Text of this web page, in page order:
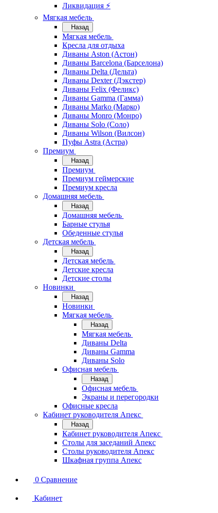
Ликвидация ⚡
Мягкая мебель
Назад
Мягкая мебель
Кресла для отдыха
Диваны Aston (Астон)
Диваны Barcelona (Барселона)
Диваны Delta (Дельта)
Диваны Dexter (Дэкстер)
Диваны Felix (Феликс)
Диваны Gamma (Гамма)
Диваны Marko (Марко)
Диваны Monro (Монро)
Диваны Solo (Соло)
Диваны Wilson (Вилсон)
Пуфы Astra (Астра)
Премиум
Назад
Премиум
Премиум геймерские
Премиум кресла
Домашняя мебель
Назад
Домашняя мебель
Барные стулья
Обеденные стулья
Детская мебель
Назад
Детская мебель
Детские кресла
Детские столы
Новинки
Назад
Новинки
Мягкая мебель
Назад
Мягкая мебель
Диваны Delta
Диваны Gamma
Диваны Solo
Офисная мебель
Назад
Офисная мебель
Экраны и перегородки
Офисные кресла
Кабинет руководителя Апекс
Назад
Кабинет руководителя Апекс
Столы для заседаний Апекс
Столы руководителя Апекс
Шкафная группа Апекс
0 Сравнение
Кабинет